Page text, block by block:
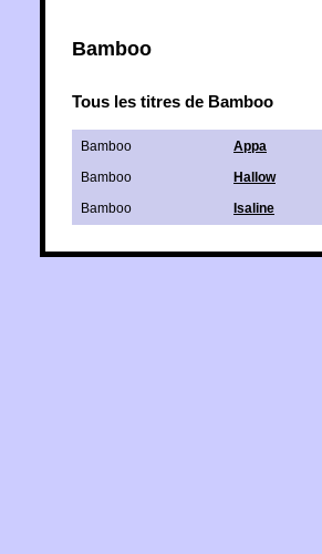
Bamboo
Tous les titres de Bamboo
Bamboo Appa
Bamboo
Hallow
Bamboo
Isaline